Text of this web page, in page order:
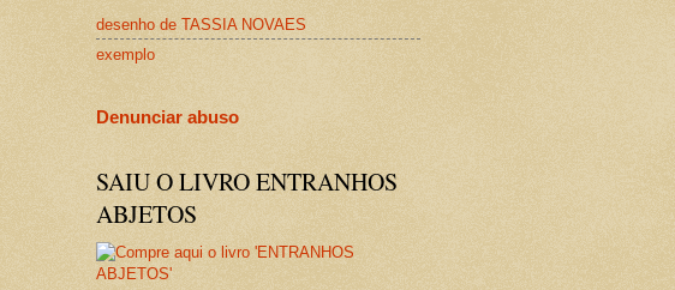
desenho de TASSIA NOVAES
exemplo
Denunciar abuso
SAIU O LIVRO ENTRANHOS
ABJETOS